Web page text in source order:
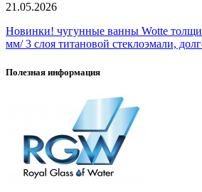
21.05.2026
Новинки! чугунные ванны Wotte
мм/ 3 слоя титановой стеклоэмали,
Полезная информация